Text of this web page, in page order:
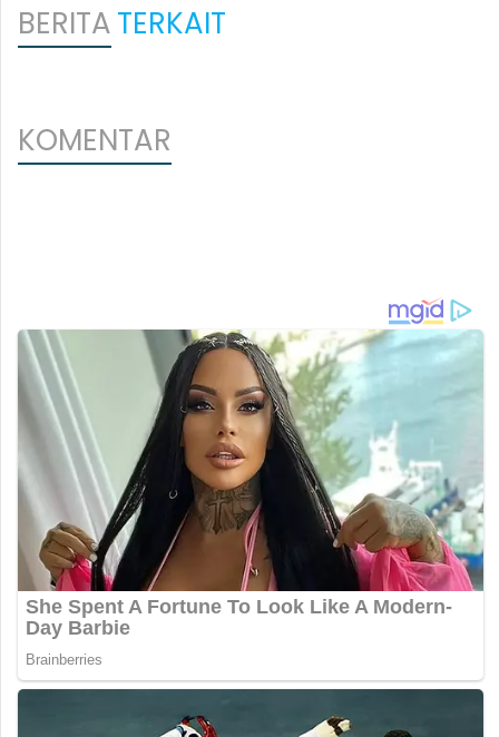
BERITATERKAIT
KOMENTAR